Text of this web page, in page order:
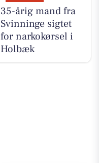
35-årig mand fra
Svinninge sigtet
for narkokørsel i
Holbæk